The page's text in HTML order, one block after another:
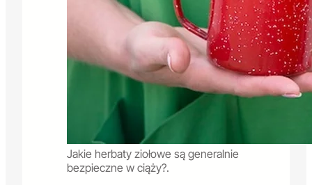
Jakie herbaty ziołowe są generalnie
bezpieczne w ciąży?.